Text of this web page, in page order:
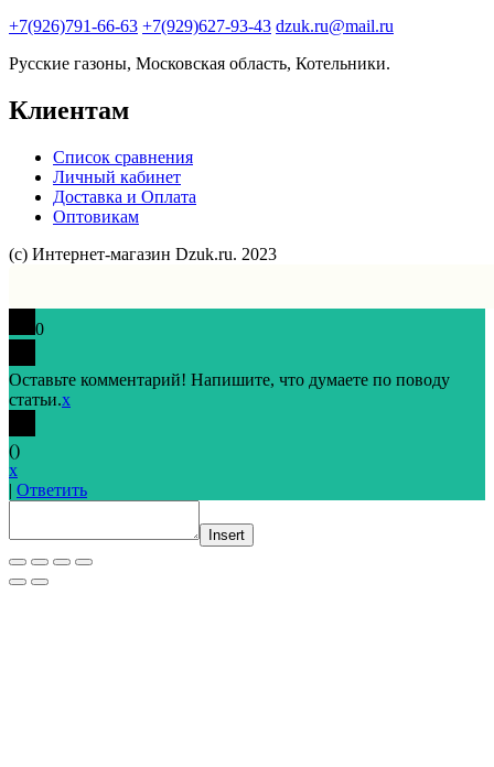
+7(926)791-66-63 +7(929)627-93-43 dzuk.ru@mail.ru
Русские газоны, Московская область, Котельники.
Клиентам
Список сравнения
Личный кабинет
Доставка и Оплата
Оптовикам
(с) Интернет-магазин Dzuk.ru. 2023
0
Оставьте комментарий! Напишите, что думаете по поводу
статьи.x
()
x
| Ответить
Insert